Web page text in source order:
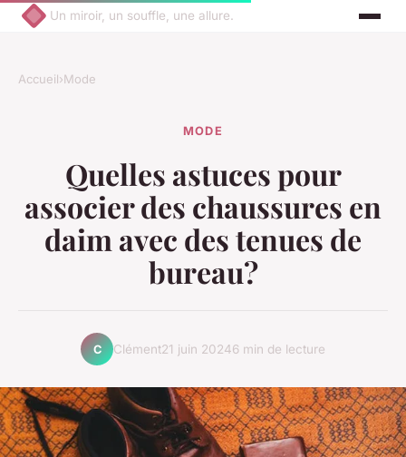
Un miroir, un souffle, une allure.
Accueil›Mode
MODE
Quelles astuces pour
associer des chaussures en
daim avec des tenues de
bureau?
C Clément21 juin 20246 min de lecture